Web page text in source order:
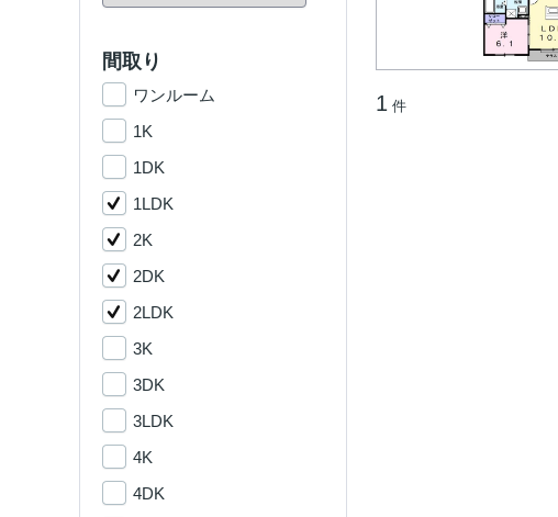
1 件
間取り
ワンルーム
1K
1DK
1LDK
2K
2DK
2LDK
3K
3DK
3LDK
4K
4DK